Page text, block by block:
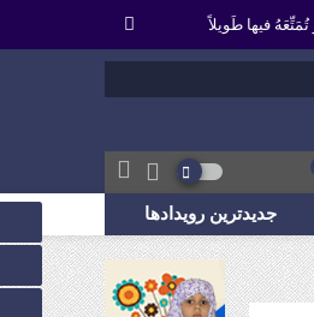
فیها طَویلاً
جدیدترین رویدادها
غدیر نشانه تداوم حرکت نبوت در مسیر